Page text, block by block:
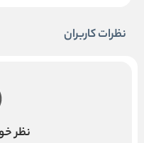
نظرات کاربران
نظر